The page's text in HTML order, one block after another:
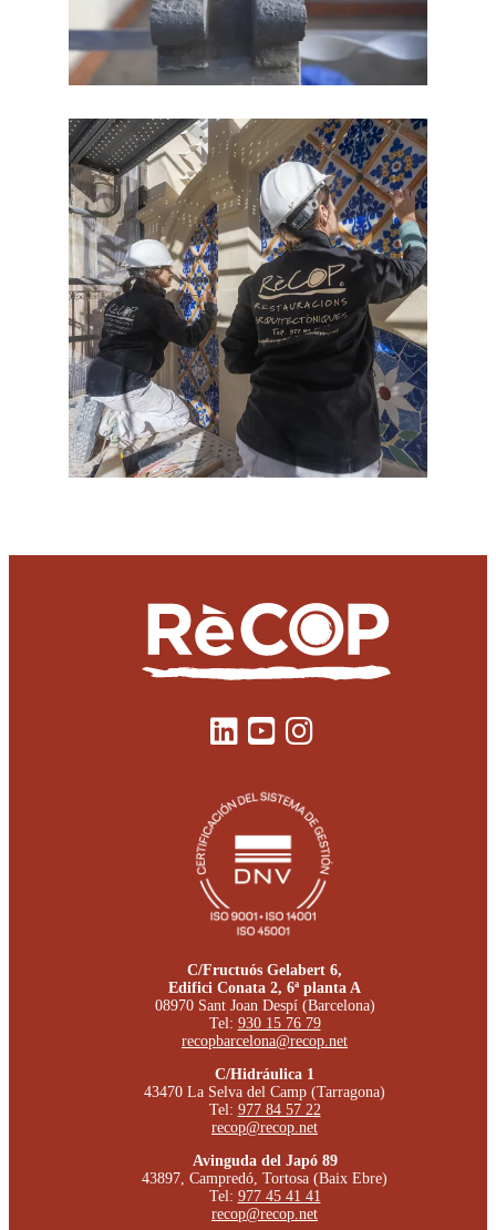
C/Fructuós Gelabert 6,
Edifici Conata 2, 6ª planta A
08970 Sant Joan Despí (Barcelona)
Tel: 930 15 76 79
recopbarcelona@recop.net
C/Hidráulica 1
43470 La Selva del Camp (Tarragona)
Tel: 977 84 57 22
recop@recop.net
Avinguda del Japó 89
43897, Campredó, Tortosa (Baix Ebre)
Tel: 977 45 41 41
recop@recop.net